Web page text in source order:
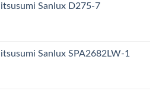
Sanlux D275-7
Sanlux SPA2682LW-1